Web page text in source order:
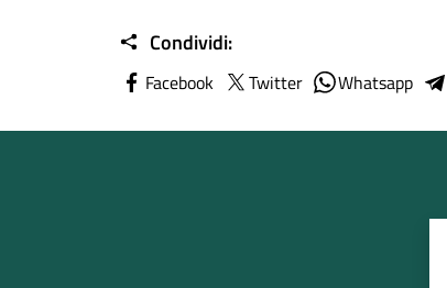
Condividi:
Facebook Twitter Whatsapp